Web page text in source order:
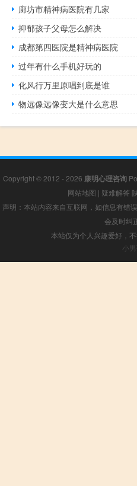
廊坊市精神病医院有几家
抑郁孩子父母怎么解决
成都第四医院是精神病医院
过年有什么手机好玩的
化风行万里原唱到底是谁
物远像远像变大是什么意思
Copyright © 2012 - 2026 康明心理咨询
网站地图 | 疑难解答
声明：本站内容来自互联网，如信息有错
会及时纠
本站仅为个人兴趣爱好，
小